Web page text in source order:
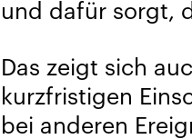
und dafür sorgt,
Das zeigt sich
kurzfristigen
bei anderen